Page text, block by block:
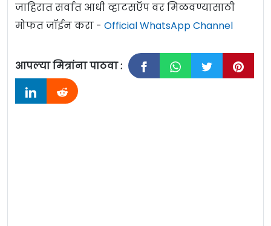
जाहिरात सर्वात आधी व्हाटसऍप वर मिळवण्यासाठी
मोफत जॉईन करा - Official WhatsApp Channel
आपल्या मित्रांना पाठवा :